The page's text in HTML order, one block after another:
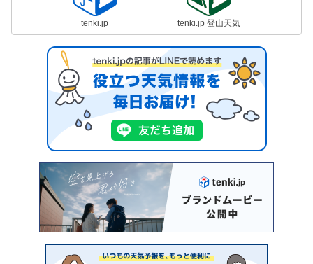
tenki.jp tenki.jp 登山天気